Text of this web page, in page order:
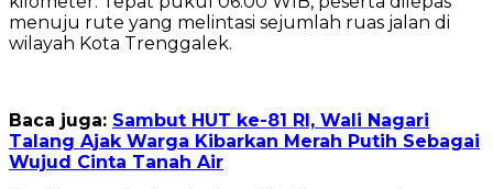
menuju rute yang melintasi sejumlah ruas jalan di
wilayah Kota Trenggalek.
Baca juga: Sambut HUT ke-81 RI, Wali Nagari
Talang Ajak Warga Kibarkan Merah Putih Sebagai
Wujud Cinta Tanah Air